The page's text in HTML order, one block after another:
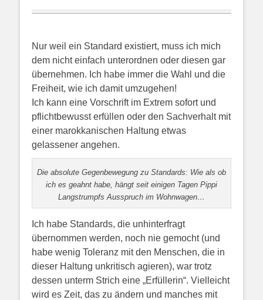
Nur weil ein Standard existiert, muss ich mich
dem nicht einfach unterordnen oder diesen gar
übernehmen. Ich habe immer die Wahl und die
Freiheit, wie ich damit umzugehen!
Ich kann eine Vorschrift im Extrem sofort und
pflichtbewusst erfüllen oder den Sachverhalt mit
einer marokkanischen Haltung etwas
gelassener angehen.
Die absolute Gegenbewegung zu Standards: Wie als ob
ich es geahnt habe, hängt seit einigen Tagen Pippi
Langstrumpfs Ausspruch im Wohnwagen…
Ich habe Standards, die unhinterfragt
übernommen werden, noch nie gemocht (und
habe wenig Toleranz mit den Menschen, die in
dieser Haltung unkritisch agieren), war trotz
dessen unterm Strich eine „Erfüllerin“. Vielleicht
wird es Zeit, das zu ändern und manches mit